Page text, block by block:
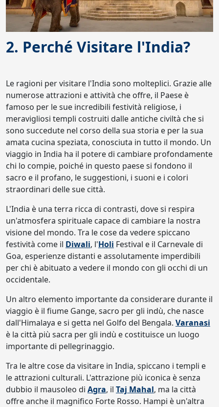
2. Perché Visitare l'India?
Le ragioni per visitare l'India sono molteplici. Grazie alle
numerose attrazioni e attività che offre, il Paese è
famoso per le sue incredibili festività religiose, i
meravigliosi templi costruiti dalle antiche civiltà che si
sono succedute nel corso della sua storia e per la sua
amata cucina speziata, conosciuta in tutto il mondo. Un
viaggio in India ha il potere di cambiare profondamente
chi lo compie, poiché in questo paese si fondono il
sacro e il profano, le suggestioni, i suoni e i colori
straordinari delle sue città.
L'India è una terra ricca di contrasti, dove si respira
un'atmosfera spirituale capace di cambiare la nostra
visione del mondo. Tra le cose da vedere spiccano
festività come il Diwali, l'Holi Festival e il Carnevale di
Goa, esperienze distanti e assolutamente imperdibili
per chi è abituato a vedere il mondo con gli occhi di un
occidentale.
Un altro elemento importante da considerare durante il
viaggio è il fiume Gange, sacro per gli indù, che nasce
dall'Himalaya e si getta nel Golfo del Bengala. Varanasi
è la città più sacra per gli indù e costituisce un luogo
importante di pellegrinaggio.
Tra le altre cose da visitare in India, spiccano i templi e
le attrazioni culturali. L'attrazione più iconica è senza
dubbio il mausoleo di Agra, il Taj Mahal, ma la città
offre anche il magnifico Forte Rosso. Hampi è un'altra